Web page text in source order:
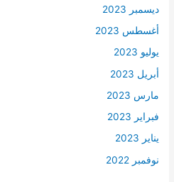
ديسمبر 2023
أغسطس 2023
يوليو 2023
أبريل 2023
مارس 2023
فبراير 2023
يناير 2023
نوفمبر 2022